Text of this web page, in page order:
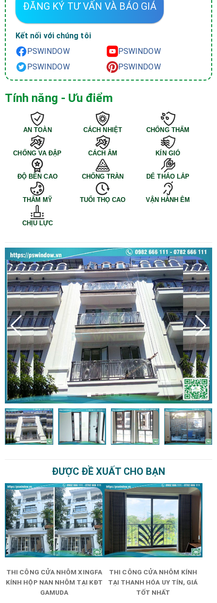
ĐĂNG KÝ TƯ VẤN VÀ BÁO GIÁ
Kết nối với chúng tôi
PSWINDOW
PSWINDOW
PSWINDOW
PSWINDOW
Tính năng - Ưu điểm
AN TOÀN CÁCH NHIỆT CHỐNG THẤM
CHỐNG VA ĐẬP CÁCH ÂM KÍN GIÓ
ĐỘ BỀN CAO CHỐNG TRÀN DỂ THÁO LẮP
THẨM MỸ TUỔI THỌ CAO VẬN HÀNH ÊM
CHỊU LỰC
ĐƯỢC ĐỀ XUẤT CHO BẠN
THI CÔNG CỬA NHÔM XINGFA
KÍNH HỘP NAN NHÔM TẠI KĐT
GAMUDA
THI CÔNG CỬA NHÔM KÍNH
TẠI THANH HÓA UY TÍN, GIÁ
TỐT NHẤT